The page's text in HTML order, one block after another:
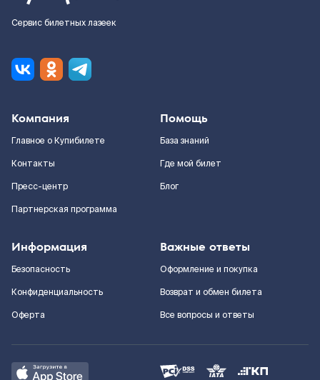
Сервис билетных лазеек
Компания
Главное о Купибилете
Контакты
Пресс-центр
Партнерская программа
Помощь
База знаний
Где мой билет
Блог
Информация
Безопасность
Конфиденциальность
Оферта
Важные ответы
Оформление и покупка
Возврат и обмен билета
Все вопросы и ответы